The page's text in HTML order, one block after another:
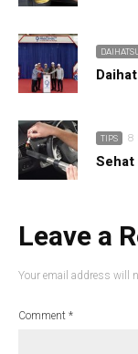
TIPS 8
Sehat
Leave a
Your email address will
Comment *